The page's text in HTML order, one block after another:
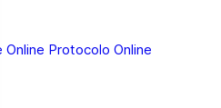
Online Protocolo Online